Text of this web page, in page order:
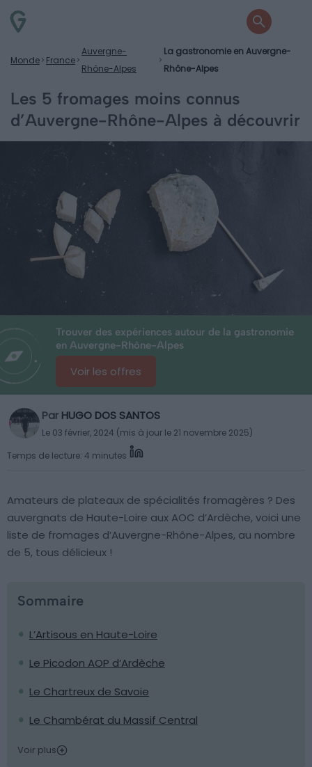
Monde France
Auvergne-
Rhône-Alpes
La gastronomie en Auvergne-
Rhône-Alpes
Les 5 fromages moins connus
d’Auvergne-Rhône-Alpes à découvrir
Trouver des expériences autour de la gastronomie
en Auvergne-Rhône-Alpes
Voir les offres
Par HUGO DOS SANTOS
Le 03 février, 2024 (mis à jour le 21 novembre 2025)
Temps de lecture: 4 minutes
Amateurs de plateaux de spécialités fromagères ? Des
auvergnats de Haute-Loire aux AOC d’Ardèche, voici une
liste de fromages d’Auvergne-Rhône-Alpes, au nombre
de 5, tous délicieux !
Sommaire
L’Artisous en Haute-Loire
Le Picodon AOP d’Ardèche
Le Chartreux de Savoie
Le Chambérat du Massif Central
Voir plus